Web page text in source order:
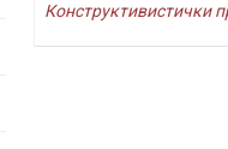
Конструктивистички